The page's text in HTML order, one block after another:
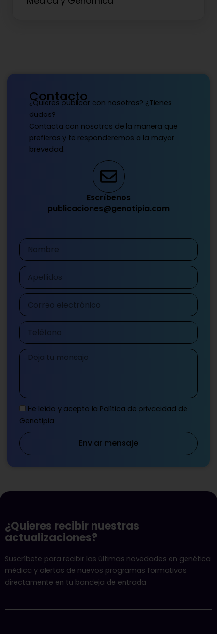
Contacto
¿Quieres publicar con nosotros? ¿Tienes
dudas?
Contacta con nosotros de la manera que
prefieras y te responderemos a la mayor
brevedad.
Escríbenos
publicaciones@genotipia.com
Nombre
Apellidos
Correo
electrónico
Teléfono
Mensaje
He leído y acepto la Política de privacidad de
Genotipia
Enviar mensaje
¿Quieres recibir nuestras
actualizaciones?
Suscríbete para recibir las últimas novedades en genética
médica y alertas de nuevos programas formativos
directamente en tu bandeja de entrada